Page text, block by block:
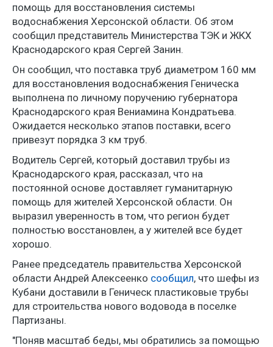
помощь для восстановления системы
водоснабжения Херсонской области. Об этом
сообщил представитель Министерства ТЭК и ЖКХ
Краснодарского края Сергей Занин.
Он сообщил, что поставка труб диаметром 160 мм
для восстановления водоснабжения Геническа
выполнена по личному поручению губернатора
Краснодарского края Вениамина Кондратьева.
Ожидается несколько этапов поставки, всего
привезут порядка 3 км труб.
Водитель Сергей, который доставил трубы из
Краснодарского края, рассказал, что на
постоянной основе доставляет гуманитарную
помощь для жителей Херсонской области. Он
выразил уверенность в том, что регион будет
полностью восстановлен, а у жителей все будет
хорошо.
Ранее председатель правительства Херсонской
области Андрей Алексеенко сообщил, что шефы из
Кубани доставили в Геническ пластиковые трубы
для строительства нового водовода в поселке
Партизаны.
"Поняв масштаб беды, мы обратились за помощью